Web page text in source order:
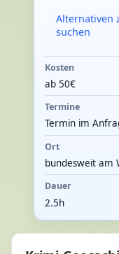
Alternativen
suchen
Kosten
ab 50€
Termine
Termin im
Ort
bundesweit am
Dauer
2.5h